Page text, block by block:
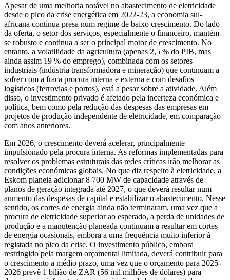
Apesar de uma melhoria notável no abastecimento de eletricidade
desde o pico da crise energética em 2022-23, a economia sul-
africana continua presa num regime de baixo crescimento. Do lado
da oferta, o setor dos serviços, especialmente o financeiro, mantém-
se robusto e continua a ser o principal motor de crescimento. No
entanto, a volatilidade da agricultura (apenas 2,5 % do PIB, mas
ainda assim 19 % do emprego), combinada com os setores
industriais (indústria transformadora e mineração) que continuam a
sofrer com a fraca procura interna e externa e com desafios
logísticos (ferrovias e portos), está a pesar sobre a atividade. Além
disso, o investimento privado é afetado pela incerteza económica e
política, bem como pela redução das despesas das empresas em
projetos de produção independente de eletricidade, em comparação
com anos anteriores.
Em 2026, o crescimento deverá acelerar, principalmente
impulsionado pela procura interna. As reformas implementadas para
resolver os problemas estruturais das redes críticas irão melhorar as
condições económicas globais. No que diz respeito à eletricidade, a
Eskom planeia adicionar 8 700 MW de capacidade através de
planos de geração integrada até 2027, o que deverá resultar num
aumento das despesas de capital e estabilizar o abastecimento. Nesse
sentido, os cortes de energia ainda não terminaram, uma vez que a
procura de eletricidade superior ao esperado, a perda de unidades de
produção e a manutenção planeada continuam a resultar em cortes
de energia ocasionais, embora a uma frequência muito inferior à
registada no pico da crise. O investimento público, embora
restringido pela margem orçamental limitada, deverá contribuir para
o crescimento a médio prazo, uma vez que o orçamento para 2025-
2026 prevê 1 bilião de ZAR (56 mil milhões de dólares) para